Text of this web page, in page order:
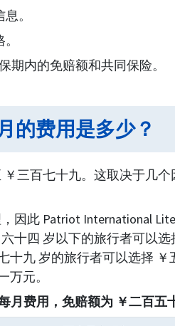
。
期内的免赔额和共同保险。
的费用是多少？
三百七十九。这取决于几
因此 Patriot International
十四 岁以下的旅行者可以选
九 岁的旅行者可以选择 ￥
元。
月费用，免赔额为 ￥二百五